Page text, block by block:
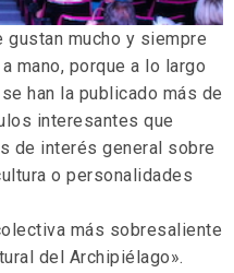
mucho y siempre
mano, porque a lo largo
han la publicado más de
interesantes que
de interés general sobre
o personalidades
más sobresaliente
del Archipiélago».